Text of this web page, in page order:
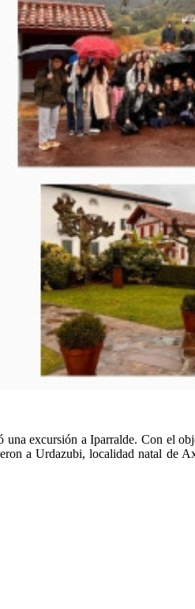
excursión a Iparralde. Con el
a Urdazubi, localidad natal de